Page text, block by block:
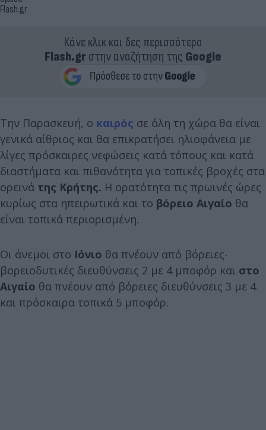
Flash.gr
Κάνε κλικ και δες περισσότερο
Flash.grστην αναζήτηση της Google
Την Παρασκευή, ο καιρός σε όλη τη χώρα θα είναι
γενικά αίθριος και θα επικρατήσει ηλιοφάνεια με
λίγες πρόσκαιρες νεφώσεις κατά τόπους και κατά
διαστήματα και πιθανότητα για τοπικές βροχές στα
ορεινά της Κρήτης. Η ορατότητα τις πρωινές ώρες
κυρίως στα ηπειρωτικά και το βόρειο Αιγαίο θα
είναι τοπικά περιορισμένη.
Οι άνεμοι στο Ιόνιο θα πνέουν από βόρειες-
βορειοδυτικές διευθύνσεις 2 με 4 μποφόρ και στο
Αιγαίο θα πνέουν από βόρειες διευθύνσεις 3 με 4
και πρόσκαιρα τοπικά 5 μποφόρ.